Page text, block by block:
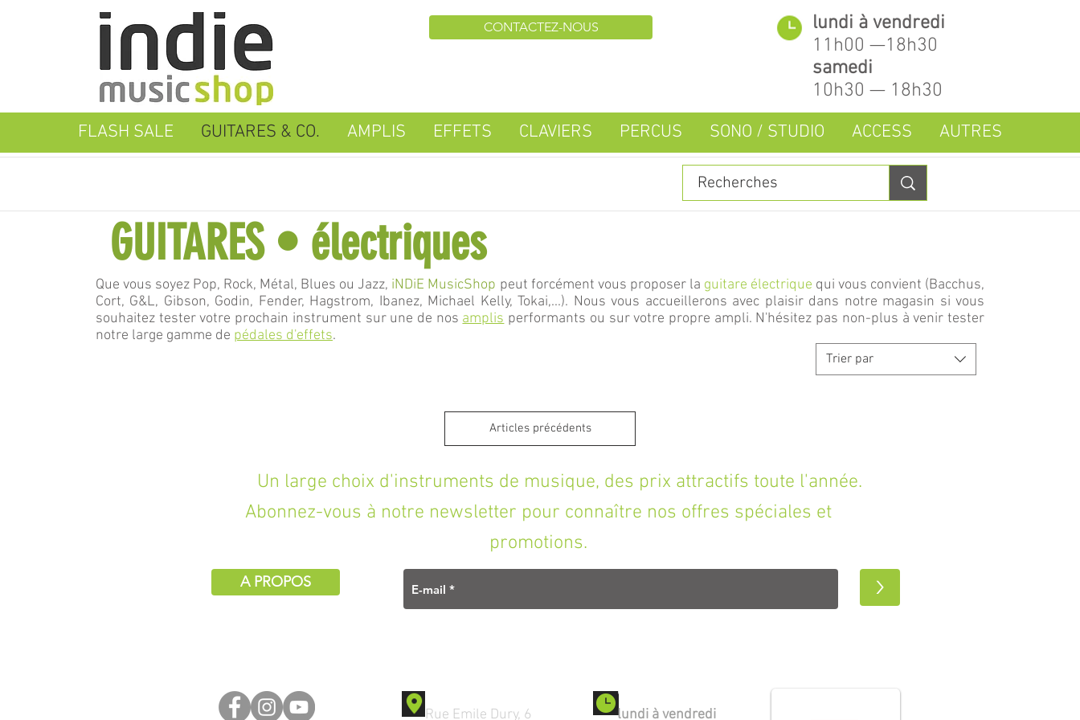
CONTACTEZ-NOUS
lundi à vendredi
11h00 —18h30
samedi
10h30 — 18h30
FLASH SALE GUITARES & CO. AMPLIS EFFETS CLAVIERS PERCUS SONO / STUDIO ACCESS AUTRES
GUITARES • électriques
Que vous soyez Pop, Rock, Métal, Blues ou Jazz, iNDiE MusicShop peut forcément vous proposer la guitare électrique qui vous convient (Bacchus,
Cort, G&L, Gibson, Godin, Fender, Hagstrom, Ibanez, Michael Kelly, Tokai,...). Nous vous accueillerons avec plaisir dans notre magasin si vous
souhaitez tester votre prochain instrument sur une de nos amplis performants ou sur votre propre ampli. N'hésitez pas non-plus à venir tester
notre large gamme de pédales d'effets.
Trier par
Articles précédents
Un large choix d'instruments de musique, des prix attractifs toute l'année.
Abonnez-vous à notre newsletter pour connaître nos offres spéciales et
promotions.
A PROPOS >
Rue Emile Dury, 6
Ouverture
lundi à vendredi